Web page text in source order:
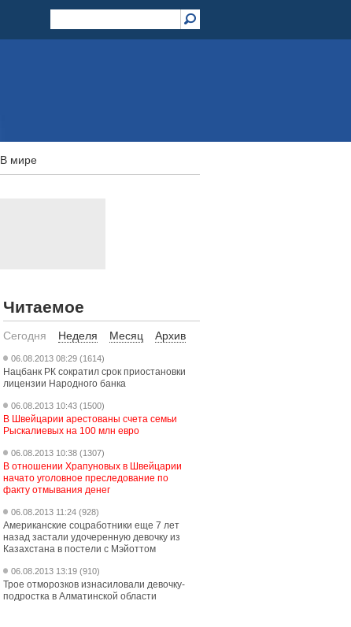
В мире
Читаемое
Сегодня Неделя Месяц Архив
06.08.2013 08:29 (1614)
Нацбанк РК сократил срок приостановки
лицензии Народного банка
06.08.2013 10:43 (1500)
В Швейцарии арестованы счета семьи
Рыскалиевых на 100 млн евро
06.08.2013 10:38 (1307)
В отношении Храпуновых в Швейцарии
начато уголовное преследование по
факту отмывания денег
06.08.2013 11:24 (928)
Американские соцработники еще 7 лет
назад застали удочеренную девочку из
Казахстана в постели с Мэйоттом
06.08.2013 13:19 (910)
Трое отморозков изнасиловали девочку-
подростка в Алматинской области